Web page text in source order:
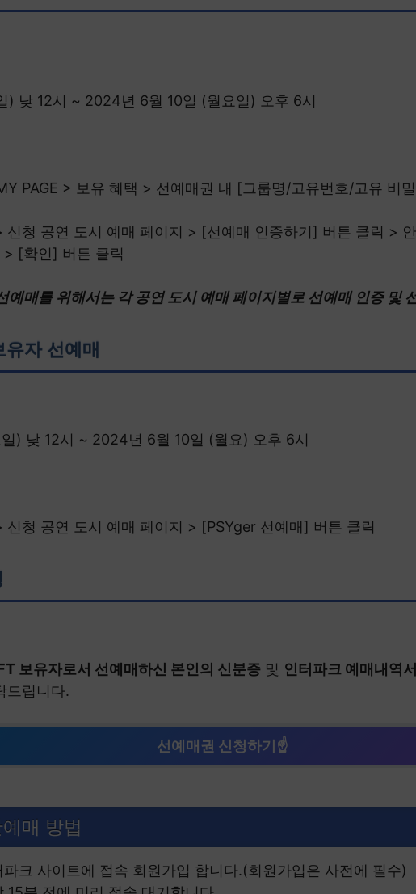
) 낮 12시 ~ 2024년 6월 10일 (월요일) 오후 6시
PAGE > 보유 혜택 > 선예매권 내 [그룹명/고유번호/고유 비
신청 공연 도시 예매 페이지 > [선예매 인증하기] 버튼 클릭 >
[확인] 버튼 클릭
예매를 위해서는 각 공연 도시 예매 페이지별로 선예매 인증 및
자 선예매
) 낮 12시 ~ 2024년 6월 10일 (월요) 오후 6시
신청 공연 도시 예매 페이지 > [PSYger 선예매] 버튼 클릭
보유자로서 선예매하신 본인의 신분증 및 인터파크 예매내역
드립니다.
선예매권 신청하기☝
매 방법
파크 사이트에 접속 회원가입 합니다.(회원가입은 사전에 필수)